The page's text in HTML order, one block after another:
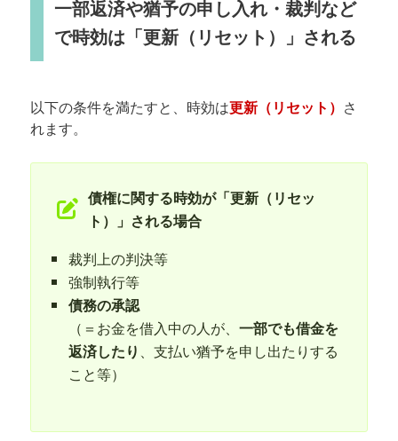
一部返済や猶予の申し入れ・裁判など
で時効は「更新（リセット）」される
以下の条件を満たすと、時効は更新（リセット） さ
れます。
債権に関する時効が「更新（リセッ
ト）」される場合
裁判上の判決等
強制執行等
債務の承認
（＝お金を借入中の人が、 一部でも借金を
返済したり 、支払い猶予を申し出たりする
こと等）